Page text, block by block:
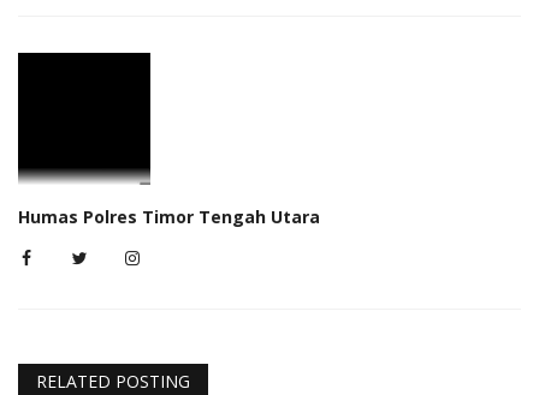
Humas Polres Timor Tengah Utara
RELATED POSTING